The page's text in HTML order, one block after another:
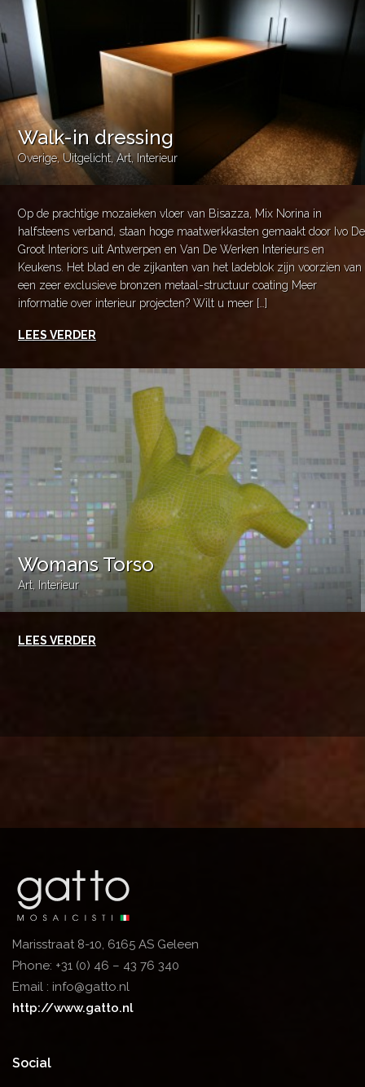
Walk-in dressing
Overige, Uitgelicht,Art, Interieur
Op de prachtige mozaieken vloer van Bisazza, Mix Norina in
halfsteens verband, staan hoge maatwerkkasten gemaakt door Ivo De
Groot Interiors uit Antwerpen en Van De Werken Interieurs en
Keukens. Het blad en de zijkanten van het ladeblok zijn voorzien van
een zeer exclusieve bronzen metaal-structuur coating Meer
informatie over interieur projecten? Wilt u meer […]
LEES VERDER
Womans Torso
Art, Interieur
LEES VERDER
Marisstraat 8-10, 6165 AS Geleen
Phone: +31 (0) 46 – 43 76 340
Email : info@gatto.nl
http://www.gatto.nl
Social